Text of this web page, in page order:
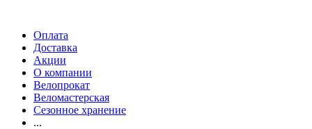
Оплата
Доставка
Акции
О компании
Велопрокат
Веломастерская
Сезонное хранение
...